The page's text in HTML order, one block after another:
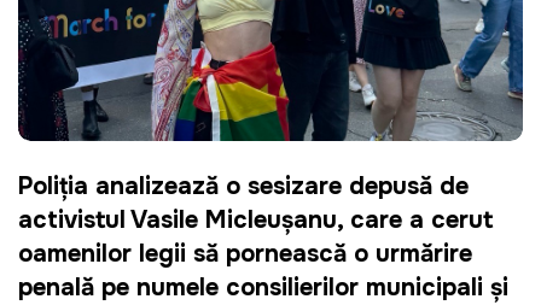
Poliția analizează o sesizare depusă de
activistul Vasile Micleușanu, care a cerut
oamenilor legii să pornească o urmărire
penală pe numele consilierilor municipali și